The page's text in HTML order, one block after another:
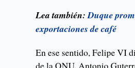
Lea también:Duque
exportaciones de café
En ese sentido, Felipe VI
de la ONU, Antonio